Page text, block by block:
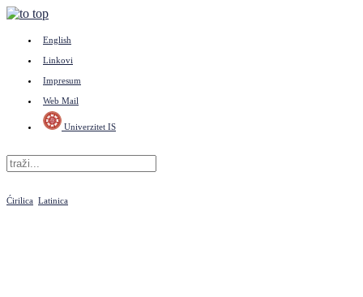
English
Linkovi
Impresum
Web Mail
Univerzitet IS
Ćirilica Latinica